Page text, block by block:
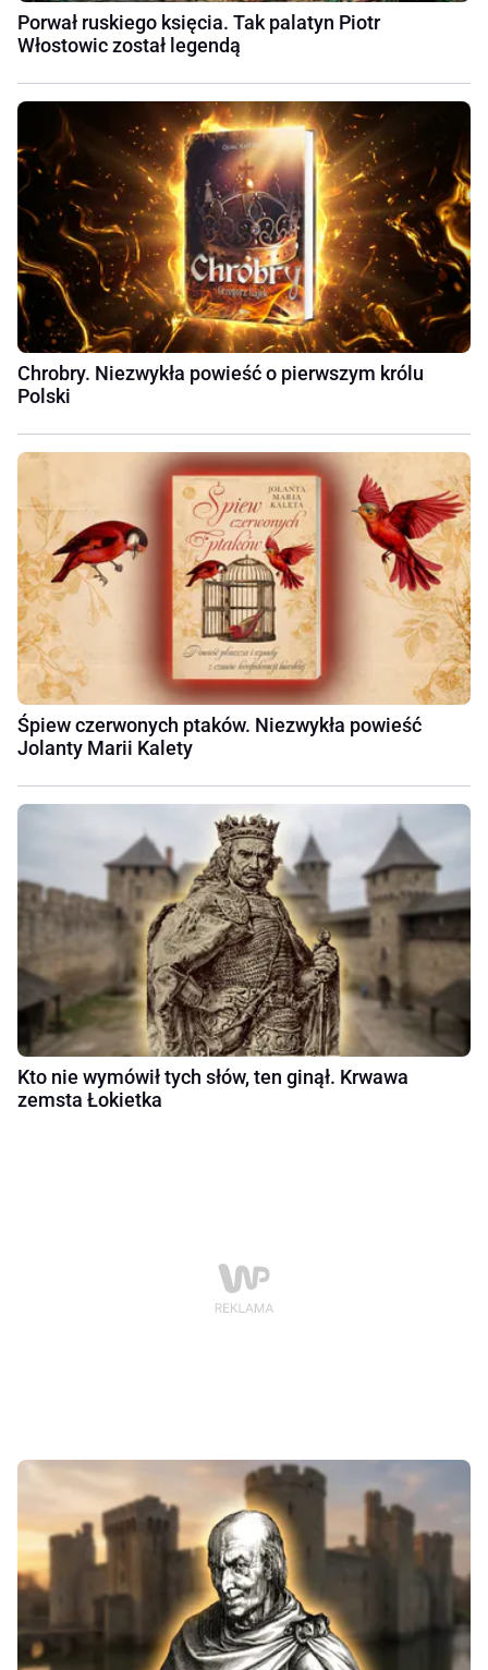
Porwał ruskiego księcia. Tak palatyn Piotr
Włostowic został legendą
Chrobry. Niezwykła powieść o pierwszym królu
Polski
Śpiew czerwonych ptaków. Niezwykła powieść
Jolanty Marii Kalety
Kto nie wymówił tych słów, ten ginął. Krwawa
zemsta Łokietka